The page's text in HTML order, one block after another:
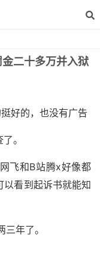
二十多万并入狱
好的，也没有广告
。
飞和B站腾x好像都
以看到起诉书就能知
年了。